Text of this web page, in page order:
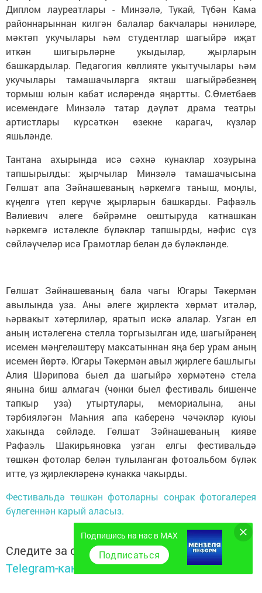
Диплом лауреатлары - Минзәлә, Тукай, Түбән Кама
районнарыннан килгән балалар бакчалары нәниләре,
мәктәп укучылары һәм студентлар шагыйрә иҗат
иткән шигырьләрне укыдылар, җырларын
башкардылар. Педагогия көллияте укытучылары һәм
укучылары тамашачыларга якташ шагыйрәбезнең
тормыш юлын кабат исләрендә яңартты. С.Өметбаев
исемендәге Минзәлә татар дәүләт драма театры
артистлары күрсәткән өзекне карагач, күзләр
яшьләнде.
Тантана ахырында исә сәхнә кунаклар хозурына
тапшырылды: җырчылар Минзәлә тамашачысына
Гөлшат апа Зәйнашеваның һәркемгә таныш, моңлы,
күңелгә үтеп керүче җырларын башкарды. Рафаэль
Вәлиевич әлеге бәйрәмне оештыруда катнашкан
һәркемгә истәлекле бүләкләр тапшырды, нәфис сүз
сөйләүчеләр исә Грамотлар белән дә бүләкләнде.
Гөлшат Зәйнашеваның бала чагы Югары Тәкермән
авылында уза. Аны әлеге җирлектә хөрмәт итәләр,
һәрвакыт хәтерлиләр, яратып искә алалар. Узган ел
аның истәлегенә стелла торгызылган иде, шагыйрәнең
исемен мәңгеләштерү максатыннан яңа бер урам аның
исемен йөртә. Югары Тәкермән авыл җирлеге башлыгы
Алия Шәрипова быел да шагыйрә хөрмәтенә стела
янына биш алмагач (чөнки быел фестиваль бишенче
тапкыр уза) утыртулары, мемориалына, аны
тәрбияләгән Маһния апа каберенә чәчәкләр куюы
хакында сөйләде. Гөлшат Зәйнашеваның кияве
Рафаэль Шакирьяновка узган елгы фестивальдә
төшкән фотолар белән тулыланган фотоальбом бүләк
итте, үз җирлекләренә кунакка чакырды.
Фестивальдә төшкән фотоларны соңрак фотогалерея
бүлегеннән карый аласыз.
Следите за самым важным и интересным в
Telegram-каналеТатмедиа
Подпишись на нас в MAX
Подписаться